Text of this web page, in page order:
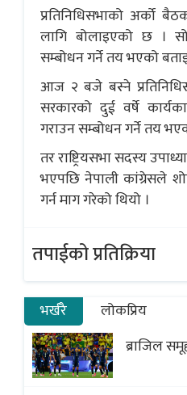
प्रतिनिधिसभाको अर्को
लागि बोलाइएको छ ।
सम्बोधन गर्ने तय भएको
आज २ बजे बस्ने
सरकारको दुई वर्षे
गराउन सम्बोधन गर्ने तय
तर राष्ट्रियसभा सदस्य
भएपछि नेपाली कांग्रेसले
गर्न माग गरेको थियो ।
तपाईको प्रतिक्रिया
भर्खरै
लोकप्रिय
ब्राजिल